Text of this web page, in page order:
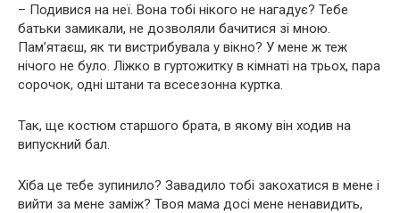
– Подивися на неї. Вона тобі нікого не нагадує? Тебе
батьки замикали, не дозволяли бачитися зі мною.
Пам’ятаєш, як ти вистрибувала у вікно? У мене ж теж
нічого не було. Ліжко в гуртожитку в кімнаті на трьох, пара
сорочок, одні штани та всесезонна куртка.
Так, ще костюм старшого брата, в якому він ходив на
випускний бал.
Хіба це тебе зупинило? Завадило тобі закохатися в мене і
вийти за мене заміж? Твоя мама досі мене ненавидить,